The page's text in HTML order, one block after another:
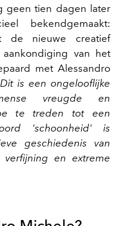
geen tien dagen later
bekendgemaakt:
de nieuwe creatief
van het
met Alessandro
Dit is een ongelooflijke
vreugde en
te treden tot een
'schoonheid' is
geschiedenis van
verfijning en extreme